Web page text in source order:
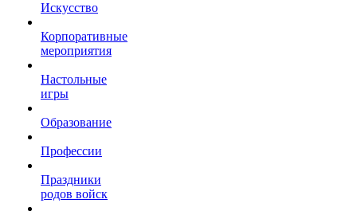
Искусство
Корпоративные
мероприятия
Настольные
игры
Образование
Профессии
Праздники
родов войск